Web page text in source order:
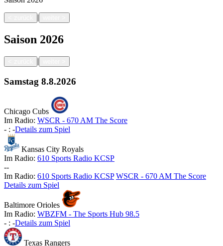
|
Saison 2026
|
Samstag 8.8.2026
Chicago Cubs
Im Radio: WSCR - 670 AM The Score
- : -Details zum Spiel
Kansas City Royals
Im Radio: 610 Sports Radio KCSP
--
Im Radio: 610 Sports Radio KCSP WSCR - 670 AM The Score
Details zum Spiel
Baltimore Orioles
Im Radio: WBZFM - The Sports Hub 98.5
- : -Details zum Spiel
Texas Rangers